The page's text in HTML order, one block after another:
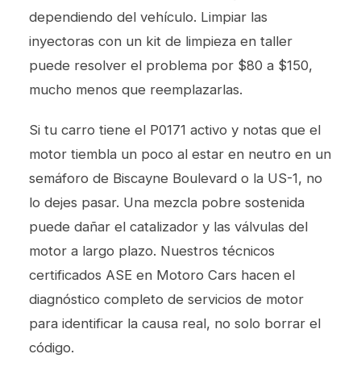
dependiendo del vehículo. Limpiar las
inyectoras con un kit de limpieza en taller
puede resolver el problema por $80 a $150,
mucho menos que reemplazarlas.
Si tu carro tiene el P0171 activo y notas que el
motor tiembla un poco al estar en neutro en un
semáforo de Biscayne Boulevard o la US-1, no
lo dejes pasar. Una mezcla pobre sostenida
puede dañar el catalizador y las válvulas del
motor a largo plazo. Nuestros técnicos
certificados ASE en Motoro Cars hacen el
diagnóstico completo de servicios de motor
para identificar la causa real, no solo borrar el
código.